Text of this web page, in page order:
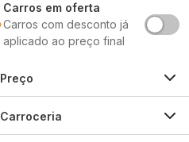
Carros em oferta
Carros com desconto já
aplicado ao preço final
Preço
Carroceria